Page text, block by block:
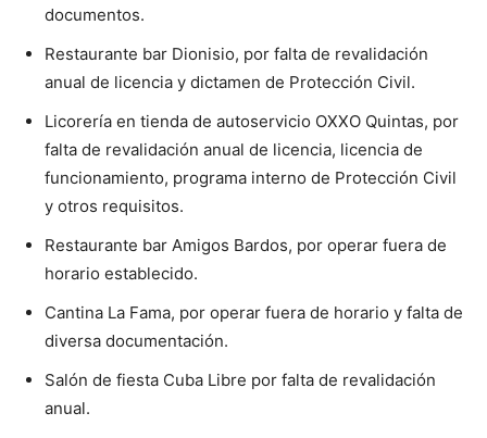
documentos.
Restaurante bar Dionisio, por falta de revalidación
anual de licencia y dictamen de Protección Civil.
Licorería en tienda de autoservicio OXXO Quintas, por
falta de revalidación anual de licencia, licencia de
funcionamiento, programa interno de Protección Civil
y otros requisitos.
Restaurante bar Amigos Bardos, por operar fuera de
horario establecido.
Cantina La Fama, por operar fuera de horario y falta de
diversa documentación.
Salón de fiesta Cuba Libre por falta de revalidación
anual.